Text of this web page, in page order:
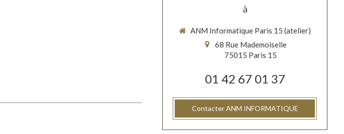
à
ANM Informatique Paris 15 (atelier)
68 Rue Mademoiselle
75015 Paris 15
01 42 67 01 37
Contacter ANM INFORMATIQUE